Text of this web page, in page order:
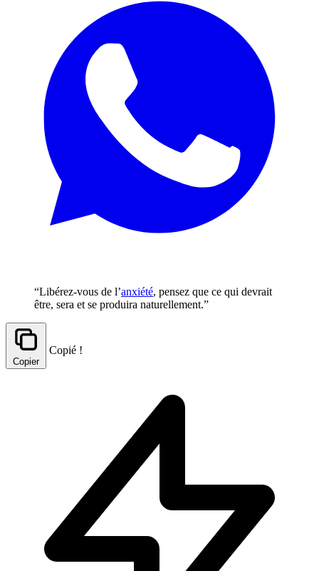
“Libérez-vous de l’anxiété, pensez que ce qui devrait
être, sera et se produira naturellement.”
Copier
Copié !